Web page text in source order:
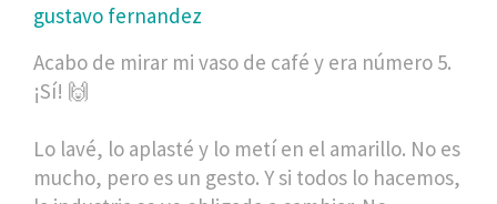
gustavo fernandez
Acabo de mirar mi vaso de café y era número 5.
¡Sí! 🙌
Lo lavé, lo aplasté y lo metí en el amarillo. No es
mucho, pero es un gesto. Y si todos lo hacemos,